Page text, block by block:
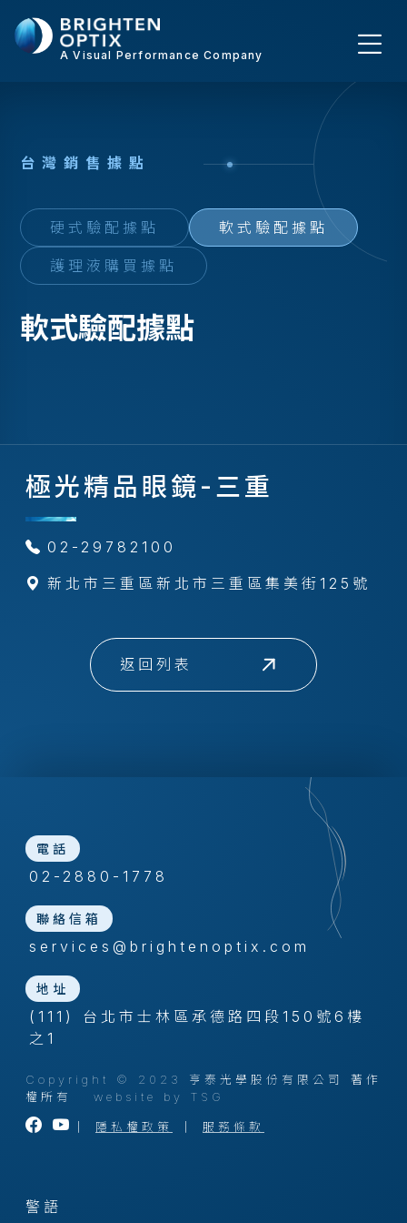
A Visual Performance Company
台灣銷 售據點
硬式驗配據點 軟式驗配據點
護理液購買據點
軟式驗配據點
極光精品眼鏡-三重
02-29782100
新北市三重區新北市三重區集美街125號
返回列表
電話
02-2880-1778
聯絡信箱
services@brightenoptix.com
地址
(111) 台北市士林區承德路四段150號6樓
之1
Copyright © 2023 亨泰光學股份有限公司 著作
權所有 website by TSG
隱私權政策 服務條款
警語